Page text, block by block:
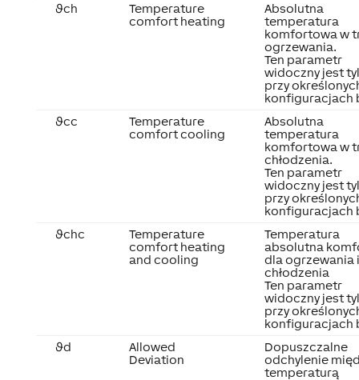
ϑch
Temperature
comfort heating
Absolutna
temperatura
komfortowa w
ogrzewania.
Ten parametr
widoczny jest
przy
konfiguracjach
ϑcc
Temperature
comfort cooling
Absolutna
temperatura
komfortowa w
chłodzenia.
Ten parametr
widoczny jest
przy
konfiguracjach
ϑchc
Temperature
comfort heating
and cooling
Temperatura
absolutna
dla ogrzewania i
chłodzenia
Ten parametr
widoczny jest
przy
konfiguracjach
ϑd
Allowed
Deviation
Dopuszczalne
odchylenie
temperaturą